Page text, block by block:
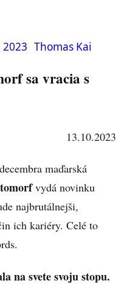
Thomas Kai
sa vracia s
13.10.2023
maďarská
vydá novinku
najbrutálnejši,
ich kariéry. Celé to
na svete svoju stopu.